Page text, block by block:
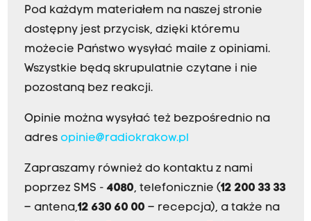
Pod każdym materiałem na naszej stronie
dostępny jest przycisk, dzięki któremu
możecie Państwo wysyłać maile z opiniami.
Wszystkie będą skrupulatnie czytane i nie
pozostaną bez reakcji.
Opinie można wysyłać też bezpośrednio na
adres opinie@radiokrakow.pl
Zapraszamy również do kontaktu z nami
poprzez SMS - 4080, telefonicznie (12 200 33 33
– antena,12 630 60 00 – recepcja), a także na